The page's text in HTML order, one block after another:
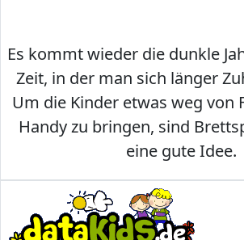
Es kommt wieder die dunkle
Zeit, in der man sich länger
Um die Kinder etwas weg von
Handy zu bringen, sind
eine gute Idee.